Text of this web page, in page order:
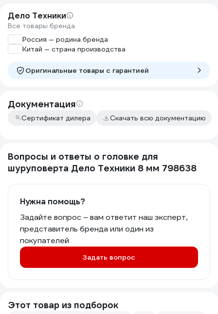
Дело Техники
Все товары бренда
Россия — родина бренда
Китай — страна производства
Оригинальные товары c гарантией
Документация
Сертификат дилера Скачать всю документацию
Вопросы и ответы о головке для
шуруповерта Дело Техники 8 мм 798638
Нужна помощь?
Задайте вопрос – вам ответит наш эксперт,
представитель бренда или один из
покупателей
Задать вопрос
Этот товар из подборок